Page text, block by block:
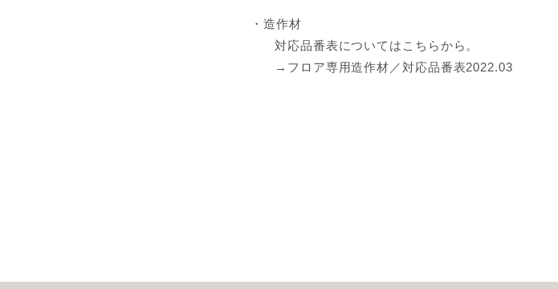
・造作材
対応品番表についてはこちらから。
→フロア専用造作材／対応品番表2022.03